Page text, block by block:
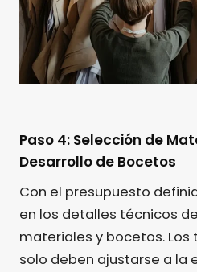
Paso 4: Selección de
Desarrollo de Bocetos
Con el presupuesto
en los detalles técnicos
materiales y bocetos. Los
solo deben ajustarse a la